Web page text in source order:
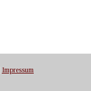
Impressum